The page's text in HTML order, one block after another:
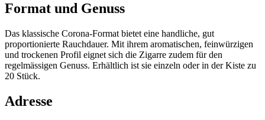
Format und Genuss
Das klassische Corona-Format bietet eine handliche, gut
proportionierte Rauchdauer. Mit ihrem aromatischen, feinwürzigen
und trockenen Profil eignet sich die Zigarre zudem für den
regelmässigen Genuss. Erhältlich ist sie einzeln oder in der Kiste zu
20 Stück.
Adresse